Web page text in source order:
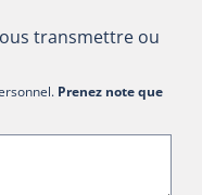
transmettre ou
Prenez note que